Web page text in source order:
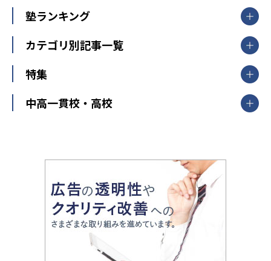
関東
東京都
神奈川県
茨城県
栃木県
群馬県
新潟県
中部
愛知県
静岡県
長野県
大阪府
兵庫県 京都府 奈良県
和歌山県
鳥取県
島根県 岡山県 広島県
香川県
高知県
東京個別指導学院
明光義塾
個別教室のトライ
武田塾
個別指導
オンライン指導
塾ランキング
中学受験ランキング
カテゴリ別記事一覧
中学受験
大学受験
教育全般
大学受験塾の選び方
中学受験に熱心な市区町村ランキング
小学校受験
家庭教師
特集
開成番長直伝！子どもの受験を成功させる方法
運動と遊びを考える
情報Ⅰ、数学が苦手な人注目！最短距離の学力
アップ法
悩み多き「大学受験」相談室
英語・英会話・英検対策
小学校教師が解説！中学受験のリアル
中高一貫校・高校
大学入試改革
ママテクエグザム
進化する中高一貫校・高校